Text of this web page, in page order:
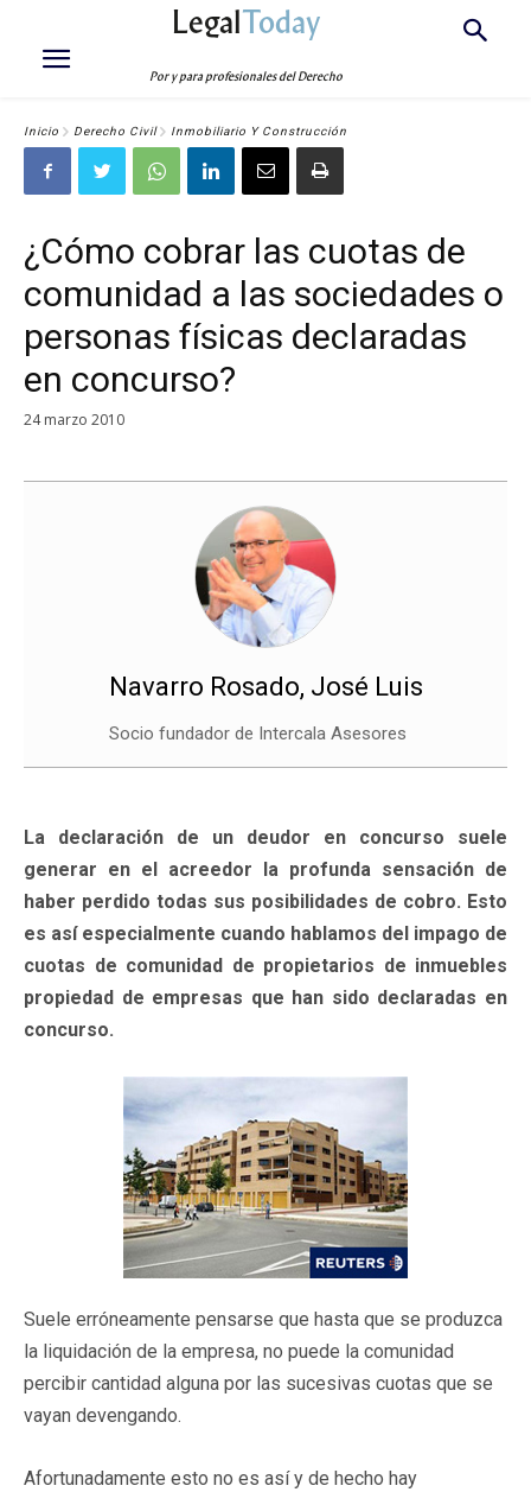
LegalToday
Por y para profesionales del Derecho
Inicio Derecho Civil Inmobiliario Y Construcción
¿Cómo cobrar las cuotas de
comunidad a las sociedades o
personas físicas declaradas
en concurso?
24 marzo 2010
Navarro Rosado, José Luis
Socio fundador de Intercala Asesores
La declaración de un deudor en concurso suele
generar en el acreedor la profunda sensación de
haber perdido todas sus posibilidades de cobro. Esto
es así especialmente cuando hablamos del impago de
cuotas de comunidad de propietarios de inmuebles
propiedad de empresas que han sido declaradas en
concurso.
Suele erróneamente pensarse que hasta que se produzca
la liquidación de la empresa, no puede la comunidad
percibir cantidad alguna por las sucesivas cuotas que se
vayan devengando.
Afortunadamente esto no es así y de hecho hay